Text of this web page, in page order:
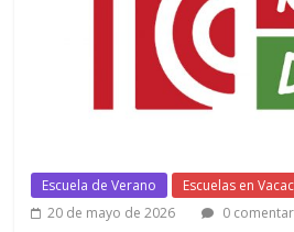
Escuela de Verano
Escuelas en
20 de mayo de 2026
0